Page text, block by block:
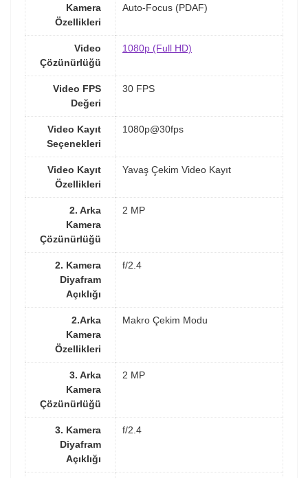
Kamera
Özellikleri
Auto-Focus (PDAF)
Video
Çözünürlüğü
1080p (Full HD)
Video FPS
Değeri
30 FPS
Video Kayıt
Seçenekleri
1080p@30fps
Video Kayıt
Özellikleri
Yavaş Çekim Video Kayıt
2. Arka
Kamera
Çözünürlüğü
2 MP
2. Kamera
Diyafram
Açıklığı
f/2.4
2.Arka
Kamera
Özellikleri
Makro Çekim Modu
3. Arka
Kamera
Çözünürlüğü
2 MP
3. Kamera
Diyafram
Açıklığı
f/2.4